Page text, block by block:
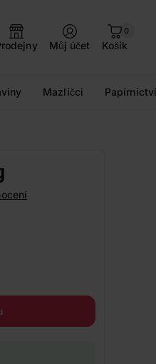
Můj účet
0
Košík
Mazlíčci